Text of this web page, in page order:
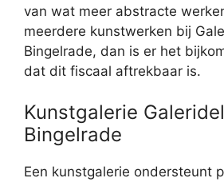
van wat meer abstracte
meerdere kunstwerken bij
Bingelrade, dan is er het
dat dit fiscaal aftrekbaar is.
Kunstgalerie
Bingelrade
Een kunstgalerie ondersteunt